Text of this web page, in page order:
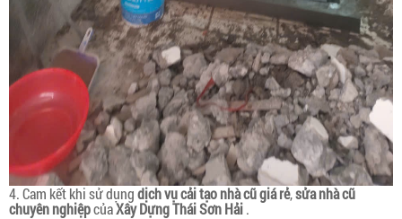
4. Cam kết khi sử dụngdịch vụ cải tạo nhà cũ giá rẻ,sửa nhà cũ
chuyên nghiệpcủaXây Dựng Thái Sơn Hải.